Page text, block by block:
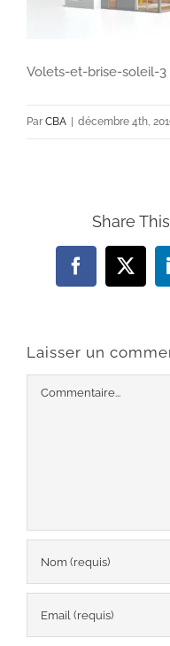
Volets-et-brise-soleil-3
Par CBA | décembre 4th,
Share
Facebook
X
Laisser un
Commentaire